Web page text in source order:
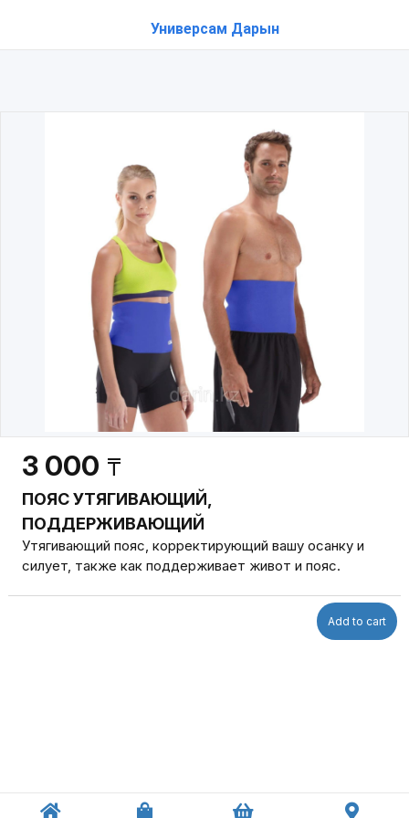
Универсам Дарын
3 000 ₸
ПОЯС УТЯГИВАЮЩИЙ,
ПОДДЕРЖИВАЮЩИЙ
Утягивающий пояс, корректирующий вашу осанку и
силует, также как поддерживает живот и пояс.
Add to cart